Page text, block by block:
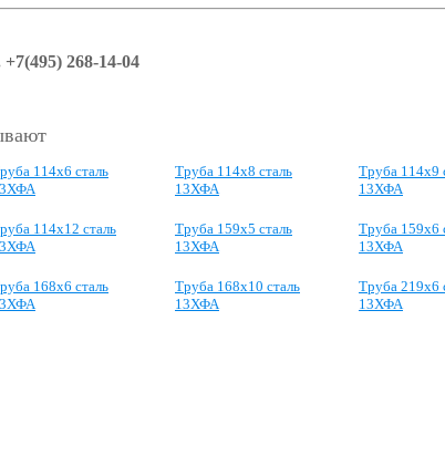
+7(495) 268-14-04
114х6 сталь
Труба 114х8 сталь
13ХФА
Труба 114х9
13ХФА
114х12 сталь
Труба 159х5 сталь
13ХФА
Труба 159х6
13ХФА
168х6 сталь
Труба 168х10 сталь
13ХФА
Труба 219х6
13ХФА